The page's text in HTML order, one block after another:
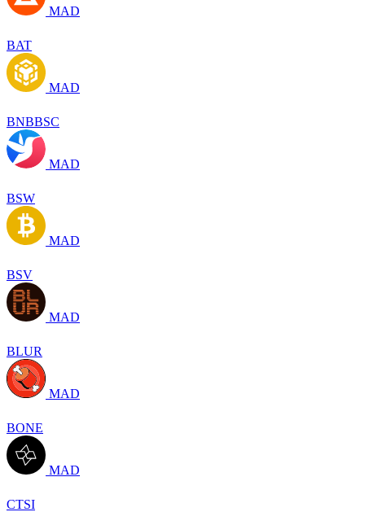
MAD
BAT
MAD
BNBBSC
MAD
BSW
MAD
BSV
MAD
BLUR
MAD
BONE
MAD
CTSI